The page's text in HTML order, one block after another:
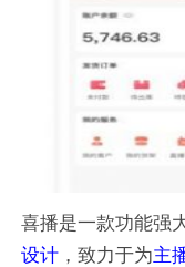
喜播是一款功能强
设计，致力于为主